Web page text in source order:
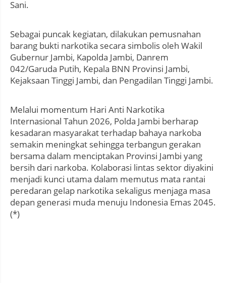
Sani.
Sebagai puncak kegiatan, dilakukan pemusnahan
barang bukti narkotika secara simbolis oleh Wakil
Gubernur Jambi, Kapolda Jambi, Danrem
042/Garuda Putih, Kepala BNN Provinsi Jambi,
Kejaksaan Tinggi Jambi, dan Pengadilan Tinggi Jambi.
Melalui momentum Hari Anti Narkotika
Internasional Tahun 2026, Polda Jambi berharap
kesadaran masyarakat terhadap bahaya narkoba
semakin meningkat sehingga terbangun gerakan
bersama dalam menciptakan Provinsi Jambi yang
bersih dari narkoba. Kolaborasi lintas sektor diyakini
menjadi kunci utama dalam memutus mata rantai
peredaran gelap narkotika sekaligus menjaga masa
depan generasi muda menuju Indonesia Emas 2045.
(*)